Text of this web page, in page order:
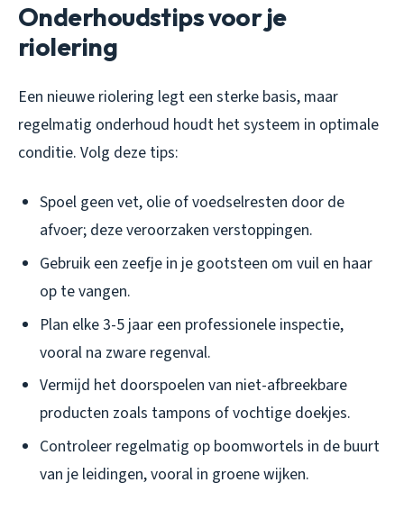
Onderhoudstips voor je
riolering
Een nieuwe riolering legt een sterke basis, maar
regelmatig onderhoud houdt het systeem in optimale
conditie. Volg deze tips:
Spoel geen vet, olie of voedselresten door de
afvoer; deze veroorzaken verstoppingen.
Gebruik een zeefje in je gootsteen om vuil en haar
op te vangen.
Plan elke 3-5 jaar een professionele inspectie,
vooral na zware regenval.
Vermijd het doorspoelen van niet-afbreekbare
producten zoals tampons of vochtige doekjes.
Controleer regelmatig op boomwortels in de buurt
van je leidingen, vooral in groene wijken.